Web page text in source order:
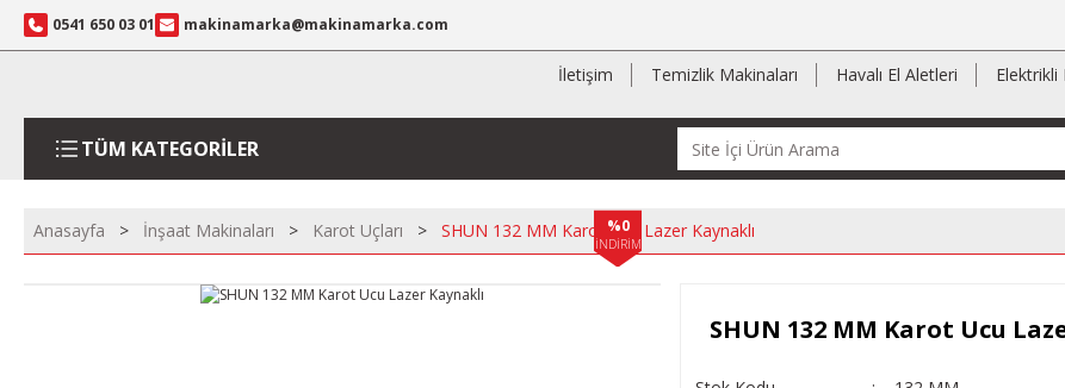
0541 650 03 01 makinamarka@makinamarka.com
İletişim Temizlik Makinaları Havalı El Aletleri Elektrikli
TÜM KATEGORİLER
Anasayfa İnşaat Makinaları Karot Uçları SHUN 132 MM Karot Ucu Lazer Kaynaklı
%0
İNDİRİM
SHUN 132 MM Karot Ucu